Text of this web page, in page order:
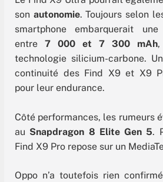
son autonomie. Toujours selon
smartphone embarquerait
entre 7 000 et 7 300 mAh
technologie silicium-carbone.
continuité des Find X9 et X9
pour leur endurance.
Côté performances, les rumeurs
au Snapdragon 8 Elite Gen 5.
Find X9 Pro repose sur un
Oppo n’a toutefois rien